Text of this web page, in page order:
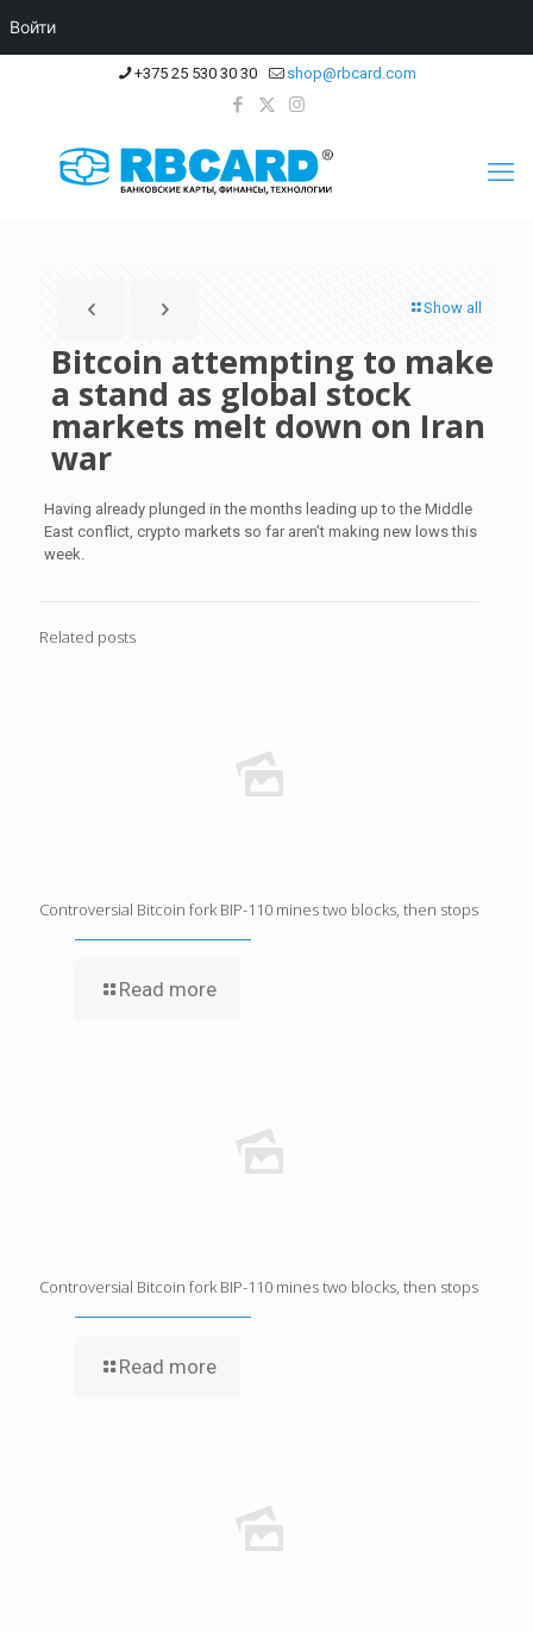
+375 25 530 30 30 shop@rbcard.com
Show all
Bitcoin attempting to make
a stand as global stock
markets melt down on Iran
war
Having already plunged in the months leading up to the Middle
East conflict, crypto markets so far aren’t making new lows this
week.
Related posts
Controversial Bitcoin fork BIP-110 mines two blocks, then stops
Read more
Controversial Bitcoin fork BIP-110 mines two blocks, then stops
Read more
Войти